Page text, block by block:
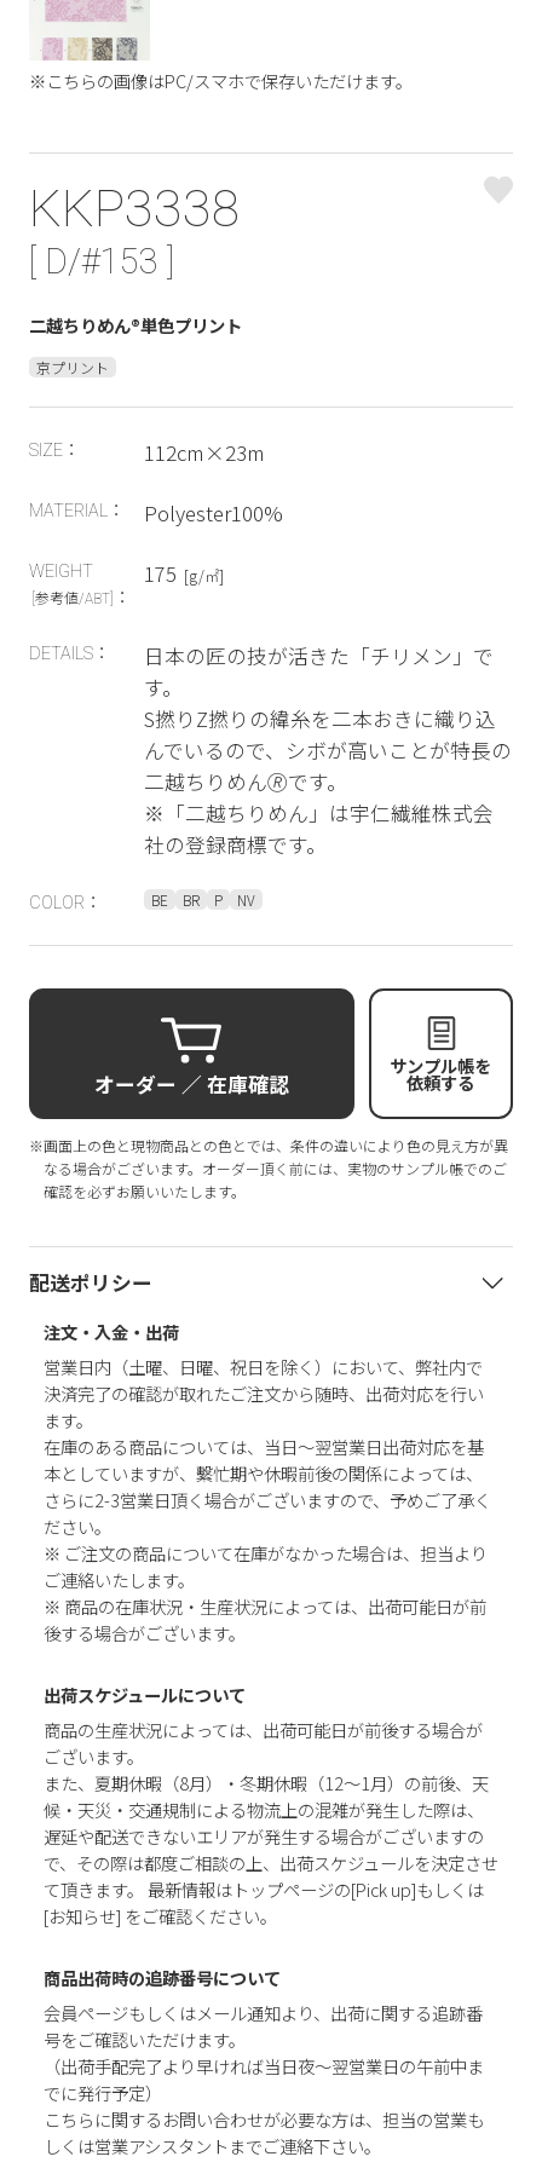
※こちらの画像はPC/スマホで保存いただけます。
KKP3338
[ D/#153 ]
二越ちりめん®単色プリント
京プリント
SIZE： 112cm×23m
MATERIAL： Polyester100%
WEIGHT
[参考値/ABT] ：
175 [g/㎡]
DETAILS：
日本の匠の技が活きた「チリメン」で
す。
S撚りZ撚りの緯糸を二本おきに織り込
んでいるので、シボが高いことが特長の
二越ちりめん🄬です。
※「二越ちりめん」は宇仁繊維株式会
社の登録商標です。
COLOR： BE BR P NV
オーダー ／ 在庫確認
サンプル帳を
依頼する
※画面上の色と現物商品との色とでは、条件の違いにより色の見え方が異
なる場合がございます。オーダー頂く前には、実物のサンプル帳でのご
確認を必ずお願いいたします。
配送ポリシー
注文・入金・出荷
営業日内（土曜、日曜、祝日を除く）において、弊社内で
決済完了の確認が取れたご注文から随時、出荷対応を行い
ます。
在庫のある商品については、当日～翌営業日出荷対応を基
本としていますが、繫忙期や休暇前後の関係によっては、
さらに2-3営業日頂く場合がございますので、予めご了承く
ださい。
※ ご注文の商品について在庫がなかった場合は、担当より
ご連絡いたします。
※ 商品の在庫状況・生産状況によっては、出荷可能日が前
後する場合がございます。
出荷スケジュールについて
商品の生産状況によっては、出荷可能日が前後する場合が
ございます。
また、夏期休暇（8月）・冬期休暇（12～1月）の前後、天
候・天災・交通規制による物流上の混雑が発生した際は、
遅延や配送できないエリアが発生する場合がございますの
で、その際は都度ご相談の上、出荷スケジュールを決定させ
て頂きます。 最新情報はトップページの[Pick up]もしくは
[お知らせ] をご確認ください。
商品出荷時の追跡番号について
会員ページもしくはメール通知より、出荷に関する追跡番
号をご確認いただけます。
（出荷手配完了より早ければ当日夜～翌営業日の午前中ま
でに発行予定）
こちらに関するお問い合わせが必要な方は、担当の営業も
しくは営業アシスタントまでご連絡下さい。